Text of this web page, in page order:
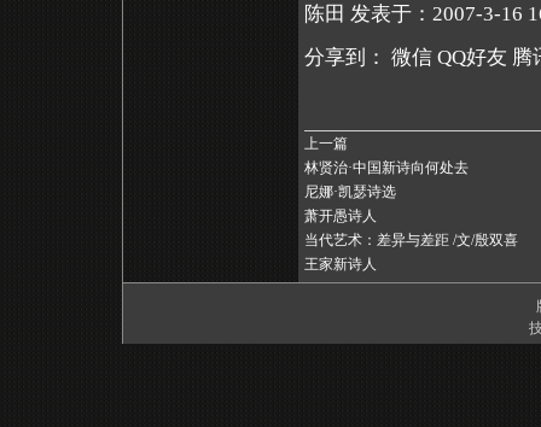
陈田 发表于：2007-3-16
分享到： 微信 QQ好友 腾
上一篇
林贤治·中国新诗向何处去
尼娜·凯瑟诗选
萧开愚诗人
当代艺术：差异与差距 /文/殷双喜
王家新诗人